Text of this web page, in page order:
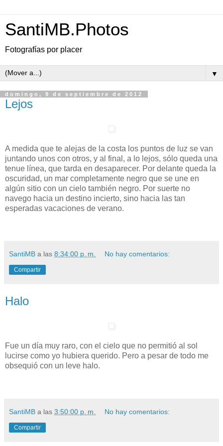
SantiMB.Photos
Fotografías por placer
▼
domingo, 9 de septiembre de 2012
Lejos
A medida que te alejas de la costa los puntos de luz se van
juntando unos con otros, y al final, a lo lejos, sólo queda una
tenue línea, que tarda en desaparecer. Por delante queda la
oscuridad, un mar completamente negro que se une en
algún sitio con un cielo también negro. Por suerte no
navego hacia un destino incierto, sino hacia las tan
esperadas vacaciones de verano.
SantiMB a las 8:34:00 p. m. No hay comentarios:
Compartir
Halo
Fue un día muy raro, con el cielo que no permitió al sol
lucirse como yo hubiera querido. Pero a pesar de todo me
obsequió con un leve halo.
SantiMB a las 3:50:00 p. m. No hay comentarios:
Compartir